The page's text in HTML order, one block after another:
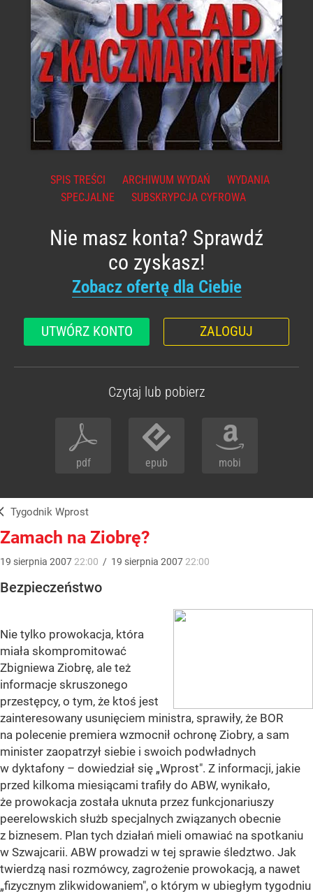
SPIS TREŚCI ARCHIWUM WYDAŃ
WYDANIA
SPECJALNE
SUBSKRYPCJA CYFROWA
Nie masz konta? Sprawdź
co zyskasz!
Zobacz ofertę dla Ciebie
UTWÓRZ KONTO ZALOGUJ
Czytaj lub pobierz
pdf epub mobi
Tygodnik Wprost
Zamach na Ziobrę?
19 sierpnia 2007 22:00 / 19 sierpnia 2007 22:00
Bezpieczeństwo
Nie tylko prowokacja, która
miała skompromitować
Zbigniewa Ziobrę, ale też
informacje skruszonego
przestępcy, o tym, że ktoś jest
zainteresowany usunięciem ministra, sprawiły, że BOR
na polecenie premiera wzmocnił ochronę Ziobry, a sam
minister zaopatrzył siebie i swoich podwładnych
w dyktafony – dowiedział się „Wprost". Z informacji, jakie
przed kilkoma miesiącami trafiły do ABW, wynikało,
że prowokacja została uknuta przez funkcjonariuszy
peerelowskich służb specjalnych związanych obecnie
z biznesem. Plan tych działań mieli omawiać na spotkaniu
w Szwajcarii. ABW prowadzi w tej sprawie śledztwo. Jak
twierdzą nasi rozmówcy, zagrożenie prowokacją, a nawet
„fizycznym zlikwidowaniem", o którym w ubiegłym tygodniu